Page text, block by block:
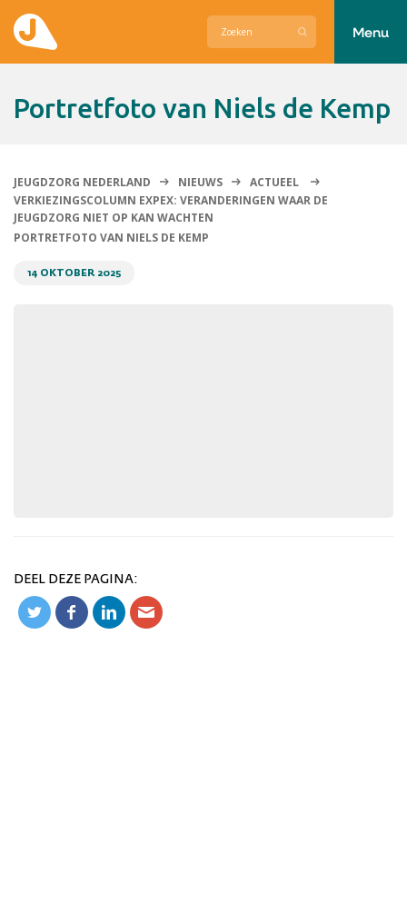
Contact
Menu
Portretfoto van Niels de Kemp
JEUGDZORG NEDERLAND NIEUWS
ACTUEEL
VERKIEZINGSCOLUMN EXPEX: VERANDERINGEN WAAR DE
JEUGDZORG NIET OP KAN WACHTEN
PORTRETFOTO VAN NIELS DE KEMP
14 OKTOBER 2025
DEEL DEZE PAGINA: